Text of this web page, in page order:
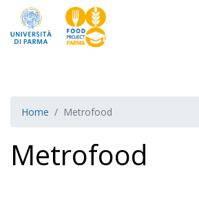
Home Metrofood
Metrofood